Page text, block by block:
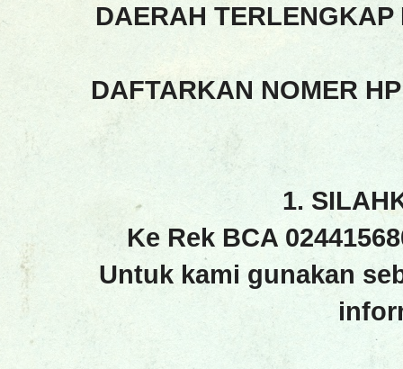
DAERAH TERLENGKAP
DAFTARKAN NOMER
1.
Ke Rek BCA
Untuk kami gunakan